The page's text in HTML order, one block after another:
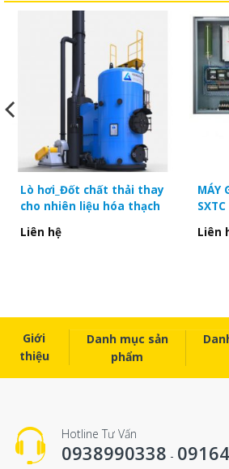
Model : SWD – 50D
Công suất máy :50kg
Nguồn điện : 380V
Công suất động cơ: 2.2kw
Kích thước máy:R: 1330mm –
Làm nóng bằng điện
Bộ điều khiển vi xử lý
Xuất xứ : Trung Quốc
SWD – 15D
Lò hơi_Đốt chất thải thay
cho nhiên liệu hóa thạch
Liên hệ
MÁY
Liên
Giới
thiệu
Danh mục sản
phẩm
Hotline Tư Vấn
0938990338 -